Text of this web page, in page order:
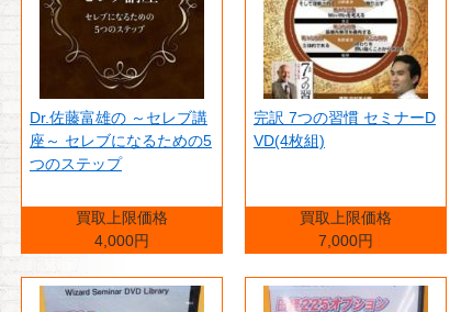
Dr.佐藤富雄の ～セレブ講
座～ セレブになるための5
つのステップ
買取上限価格
4,000円
完訳 7つの習慣 セミナーD
VD(4枚組)
買取上限価格
7,000円